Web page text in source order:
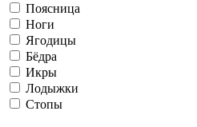
Поясница
Ноги
Ягодицы
Бёдра
Икры
Лодыжки
Стопы